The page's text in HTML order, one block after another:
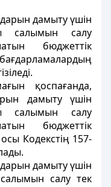
дамыту үшiн
салымын салу
бюджеттік
қоспағанда,
дамыту үшiн
салымын салу
бюджеттік
Кодекстiң 157-
дамыту үшін
салу тек